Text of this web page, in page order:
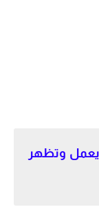
وتظهر